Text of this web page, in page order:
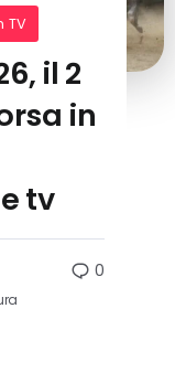
TV
il 2
in
tv
0